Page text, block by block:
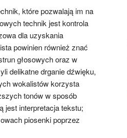
które pozwalają im na
technik jest kontrola
dla uzyskania
powinien również znać
głosowych oraz w
delikatne drganie dźwięku,
wokalistów korzysta
tonów w sposób
jest interpretacja tekstu;
piosenki poprzez